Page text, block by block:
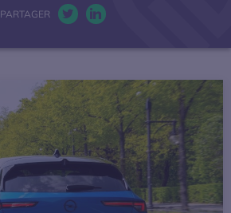
PARTAGER